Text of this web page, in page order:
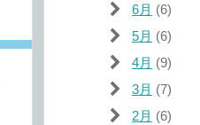
6月 (6)
5月 (6)
4月 (9)
3月 (7)
2月 (6)